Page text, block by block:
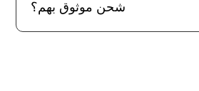
شحن موثوق بهم؟